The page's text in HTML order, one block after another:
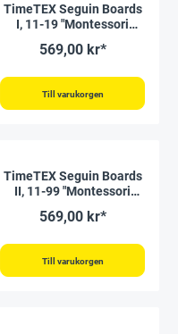
TimeTEX Seguin Boards
I, 11-19 "Montessori
569,00 kr*
Till varukorgen
TimeTEX Seguin Boards
II, 11-99 "Montessori
569,00 kr*
Till varukorgen